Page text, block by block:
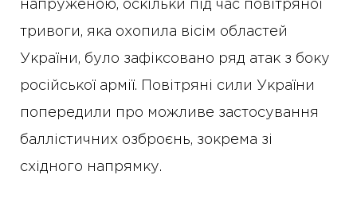
напруженою, оскільки під час повітряної
тривоги, яка охопила вісім областей
України, було зафіксовано ряд атак з боку
російської армії. Повітряні сили України
попередили про можливе застосування
баллістичних озброєнь, зокрема зі
східного напрямку.